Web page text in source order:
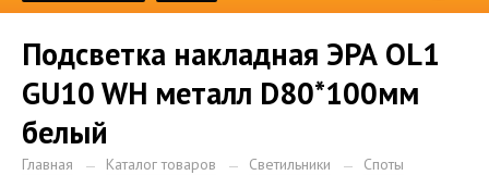
Подсветка накладная ЭРА OL1
GU10 WH металл D80*100мм
белый
Главная Каталог товаров Светильники Споты